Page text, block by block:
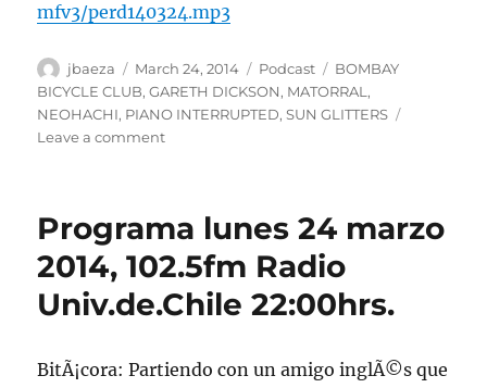
mfv3/perd140324.mp3
Author
jbaeza
Posted
on
March 24, 2014 Categories
Podcast Tags
BOMBAY
BICYCLE CLUB,GARETH DICKSON, MATORRAL ,
NEOHACHI, PIANO INTERRUPTED,SUN GLITTERS
Leave a commenton
de
de
2014
Programa lunes 24 marzo
2014, 102.5fm Radio
Univ.de.Chile 22:00hrs.
BitÃ¡cora: Partiendo con un amigo inglÃ©s que